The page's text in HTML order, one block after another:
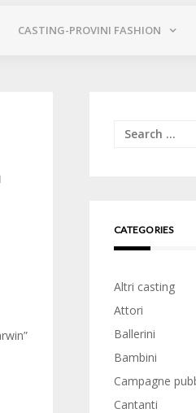
CASTING-PROVINI FASHION
Search
CATEGORIES
Altri casting
Attori
Ballerini
Bambini
Campagne
Cantanti